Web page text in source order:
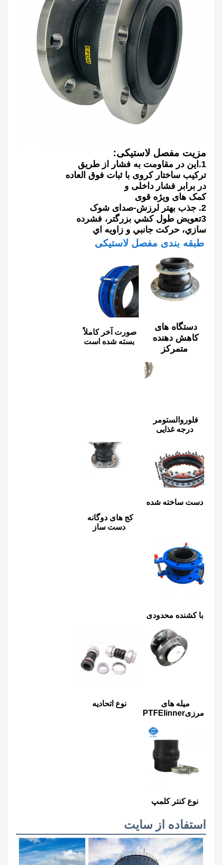
مزیت مفصل لاستیکی:
1.این در مقاومت به فشار از طریق
ترکیب ساختار کروی با ثبات فوق العاده
در برابر فشار داخلی و
کمک های ویژه قوی
2. جذب بهتر لرزش-صدای شوک
3تعويض طول کشي بزرگتر، فشرده
سازي، حرکت جانبي و زاويه اي
طبقه بندی مفصل لاستیکی
متمرکز
صورت آخر کاملاً
بسته شده است
درجه غذایی
دست ساخته شده
دست ساز
با کشنده محدودی
مرزیPTFElinner
نوع اتحادیه
نوع کنتر کلمپ
استفاده از سایت